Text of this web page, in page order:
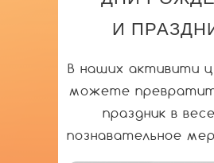
И
В наших активити
можете
праздник в
познавательное